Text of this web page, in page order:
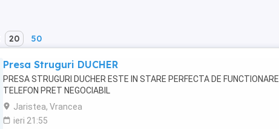
20 50
Presa Struguri DUCHER
PRESA STRUGURI DUCHER ESTE IN STARE PERFECTA DE FUNCTIONARE
TELEFON PRET NEGOCIABIL
Jaristea, Vrancea
ieri 21:55